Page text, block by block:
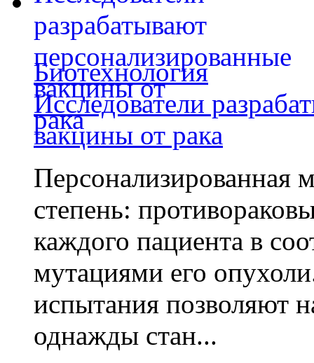
Биотехнология
Исследователи
вакцины от рака
Персонализированная
степень:
каждого пациента в
мутациями его
испытания позволяют
однажды стан...